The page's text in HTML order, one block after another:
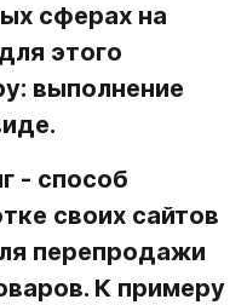
сферах на
этого
выполнение
- способ
своих сайтов
перепродажи
К примеру